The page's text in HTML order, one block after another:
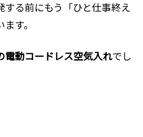
る前にもう「ひと仕事終え
す。
電動コードレス空気入れでし